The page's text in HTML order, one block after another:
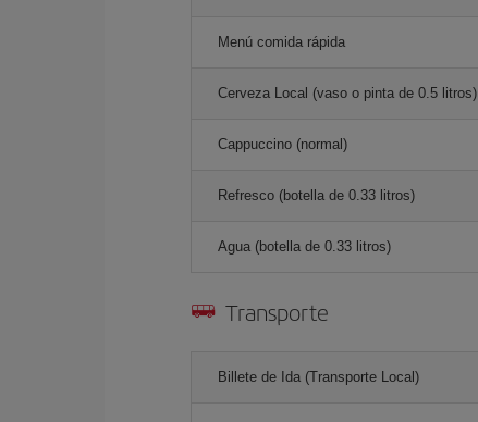
Menú comida rápida
Cerveza Local (vaso o pinta de 0.5 litros)
Cappuccino (normal)
Refresco (botella de 0.33 litros)
Agua (botella de 0.33 litros)
Transporte
Billete de Ida (Transporte Local)